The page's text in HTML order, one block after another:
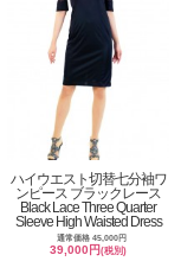
ハイウエスト切替七分袖ワ
ンピース ブラックレース
Black Lace Three Quarter
Sleeve High Waisted Dress
通常価格 45,000円
39,000円(税別)